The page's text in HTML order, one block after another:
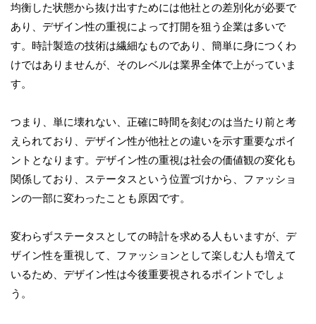
均衡した状態から抜け出すためには他社との差別化が必要で
あり、デザイン性の重視によって打開を狙う企業は多いで
す。時計製造の技術は繊細なものであり、簡単に身につくわ
けではありませんが、そのレベルは業界全体で上がっていま
す。
つまり、単に壊れない、正確に時間を刻むのは当たり前と考
えられており、デザイン性が他社との違いを示す重要なポイ
ントとなります。デザイン性の重視は社会の価値観の変化も
関係しており、ステータスという位置づけから、ファッショ
ンの一部に変わったことも原因です。
変わらずステータスとしての時計を求める人もいますが、デ
ザイン性を重視して、ファッションとして楽しむ人も増えて
いるため、デザイン性は今後重要視されるポイントでしょ
う。